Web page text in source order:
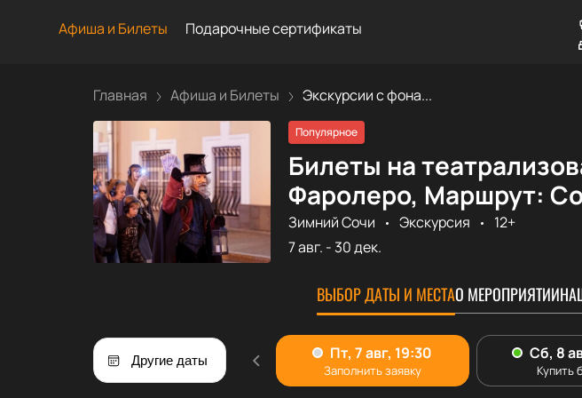
Афиша и Билеты Подарочные сертификаты
Главная Афиша и Билеты Экскурсии с фона...
Популярное
Билеты на
Фаролеро, Маршрут:
Зимний Сочи Экскурсия
12+
7 авг. - 30 дек.
ВЫБОР ДАТЫ И МЕСТАО МЕРОПРИЯТИИ
Другие даты